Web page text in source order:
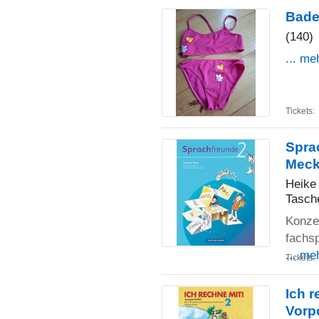
(140)
...
Tickets:
...
Tickets:
Ich